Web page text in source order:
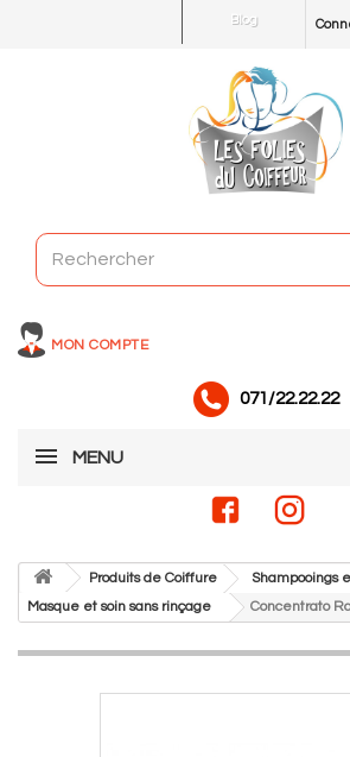
Blog
MON COMPTE
071/22.22.22
MENU
Produits de Coiffure
Shampooings
Masque et soin sans rinçage
Concentrato